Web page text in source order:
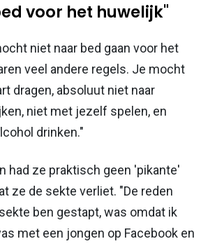
voor het huwelijk"
niet naar bed gaan voor het
veel andere regels. Je mocht
dragen, absoluut niet naar
niet met jezelf spelen, en
drinken."
had ze praktisch geen 'pikante'
ze de sekte verliet. "De reden
ben gestapt, was omdat ik
met een jongen op Facebook en